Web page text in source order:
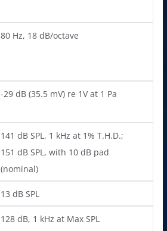
80 Hz, 18 dB/octave
-29 dB (35.5 mV) re 1V at 1 Pa
141 dB SPL, 1 kHz at 1% T.H.D.;
151 dB SPL, with 10 dB pad
(nominal)
13 dB SPL
128 dB, 1 kHz at Max SPL